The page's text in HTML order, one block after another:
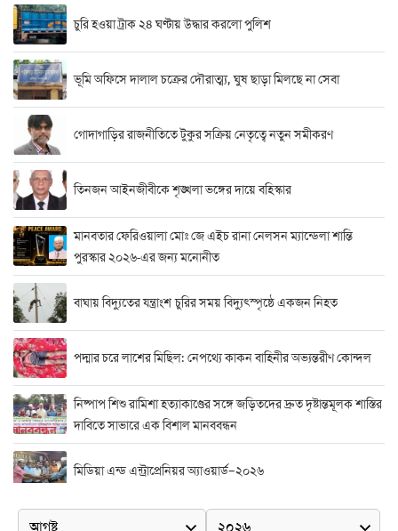
চুরি হওয়া ট্রাক ২৪ ঘণ্টায় উদ্ধার করলো পুলিশ
ভূমি অফিসে দালাল চক্রের দৌরাত্ম্য, ঘুষ ছাড়া মিলছে না সেবা
গোদাগাড়ির রাজনীতিতে টুকুর সক্রিয় নেতৃত্বে নতুন সমীকরণ
তিনজন আইনজীবীকে শৃঙ্খলা ভঙ্গের দায়ে বহিস্কার
মানবতার ফেরিওয়ালা মোঃ জে এইচ রানা নেলসন ম্যান্ডেলা শান্তি
পুরস্কার ২০২৬-এর জন্য মনোনীত
বাঘায় বিদ্যুতের যন্ত্রাংশ চুরির সময় বিদ্যুৎস্পৃষ্ঠে একজন নিহত
পদ্মার চরে লাশের মিছিল: নেপথ্যে কাকন বাহিনীর অভ্যন্তরীণ কোন্দল
নিষ্পাপ শিশু রামিশা হত্যাকাণ্ডের সঙ্গে জড়িতদের দ্রুত দৃষ্টান্তমূলক শাস্তির
দাবিতে সাভারে এক বিশাল মানববন্ধন
মিডিয়া এন্ড এন্ট্রাপ্রেনিয়র অ্যাওয়ার্ড–২০২৬
র‍্যাবের বিশেষ অভিযান: বিদেশি পিস্তল, গুলি, মাদক ও নগদ অর্থ উদ্ধার,